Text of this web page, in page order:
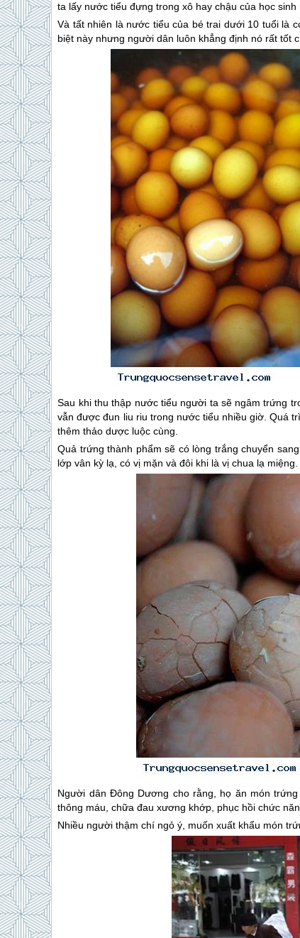
ta lấy nước tiểu đựng trong xô hay chậu của học sinh
Và tất nhiên là nước tiểu của bé trai dưới 10 tuổi là
biệt này nhưng người dân luôn khẳng định nó rất tốt
Sau khi thu thập nước tiểu người ta sẽ ngâm trứng
vẫn được đun liu riu trong nước tiểu nhiều giờ. Quá
thêm thảo dược luộc cùng.
Quả trứng thành phẩm sẽ có lòng trắng chuyển
lớp vân kỳ lạ, có vị mặn và đôi khi là vị chua lạ miệng.
Người dân Đông Dương cho rằng, họ ăn món
thông máu, chữa đau xương khớp, phục hồi chức
Nhiều người thậm chí ngỏ ý, muốn xuất khẩu món